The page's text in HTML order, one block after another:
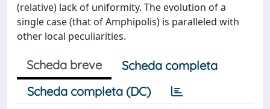
(relative) lack of uniformity. The evolution of a
single case (that of Amphipolis) is paralleled with
other local peculiarities.
Scheda breve
Scheda completa
Scheda completa (DC)